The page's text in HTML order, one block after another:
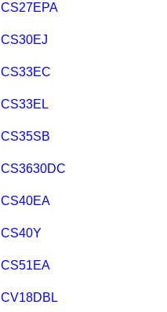
CS27EPA
CS30EJ
CS33EC
CS33EL
CS35SB
CS3630DC
CS40EA
CS40Y
CS51EA
CV18DBL